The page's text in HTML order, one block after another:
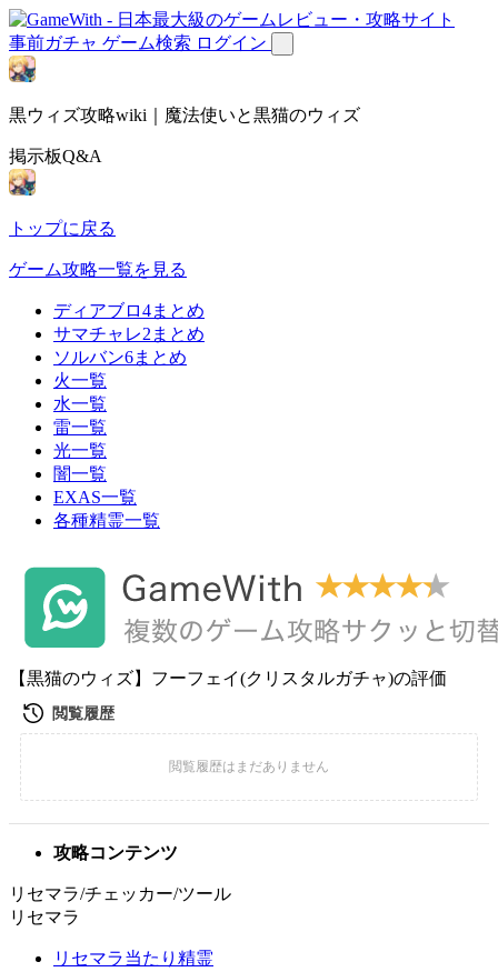
事前ガチャ ゲーム検索 ログイン
黒ウィズ攻略wiki｜魔法使いと黒猫のウィズ
掲示板Q&A
トップに戻る
ゲーム攻略一覧を見る
ディアブロ4まとめ
サマチャレ2まとめ
ソルバン6まとめ
火一覧
水一覧
雷一覧
光一覧
闇一覧
EXAS一覧
各種精霊一覧
【黒猫のウィズ】フーフェイ(クリスタルガチャ)の評価
攻略コンテンツ
リセマラ/チェッカー/ツール
リセマラ
リセマラ当たり精霊